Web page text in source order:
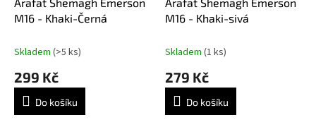
M16 - Khaki-Černá
Skladem (>5 ks)
299 Kč
Do košíku
M16 - Khaki-sivá
Skladem (1 ks)
279 Kč
Do košíku